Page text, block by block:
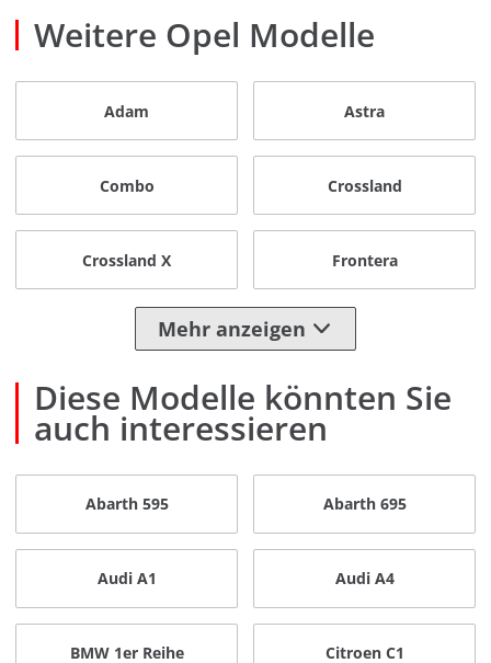
Weitere Opel Modelle
Adam Astra
Combo Crossland
Crossland X Frontera
Mehr anzeigen
Diese Modelle könnten Sie
auch interessieren
Abarth 595 Abarth 695
Audi A1 Audi A4
BMW 1er Reihe Citroen C1